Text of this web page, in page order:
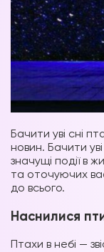
Бачити уві сні
новин. Бачити
значущі події в
та оточуючих
до всього.
Наснилися
Птахи в небі —